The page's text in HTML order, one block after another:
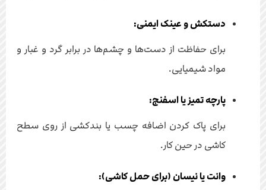
دستکش و عینک ایمنی:
برای حفاظت از دست‌ها و چشم‌ها در برابر گرد و غبار و
مواد شیمیایی.
پارچه تمیز یا اسفنج:
برای پاک کردن اضافه چسب یا بندکشی از روی سطح
کاشی در حین کار.
وانت یا نیسان (برای حمل کاشی):